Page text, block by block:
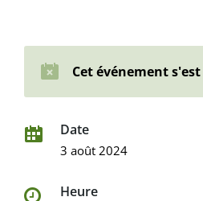
Cet événement
Date
3 août 2024
Heure